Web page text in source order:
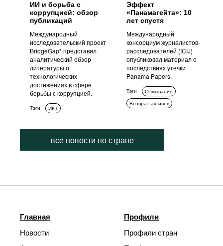
ИИ и борьба с
коррупцией: обзор
публикаций
Международный
исследовательский проект
BridgeGap* представил
аналитический обзор
литературы о
технологических
достижениях в сфере
борьбы с коррупцией.
Тэги ИКТ
Эффект
«Панамагейта»: 10
лет спустя
Международный
консорциум журналистов-
расследователей (ICIJ)
опубликовал материал о
последствиях утечки
Panama Papers.
Тэги
Отмывание
Возврат активов
все новости по стране
Главная
Новости
Профили
Профили стран